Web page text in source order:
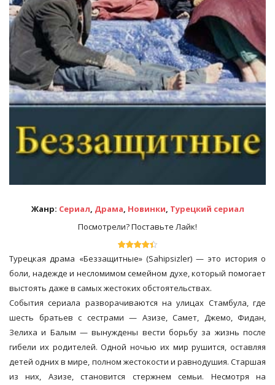
Жанр: Сериал, Драма, Новинки, Турецкий сериал
Посмотрели? Поставьте Лайк!
Турецкая драма «Беззащитные» (Sahipsizler) — это история о
боли, надежде и несломимом семейном духе, который помогает
выстоять даже в самых жестоких обстоятельствах.
События сериала разворачиваются на улицах Стамбула, где
шесть братьев с сестрами — Азизе, Самет, Джемо, Фидан,
Зелиха и Балым — вынуждены вести борьбу за жизнь после
гибели их родителей. Одной ночью их мир рушится, оставляя
детей одних в мире, полном жестокости и равнодушия. Старшая
из них, Азизе, становится стержнем семьи. Несмотря на